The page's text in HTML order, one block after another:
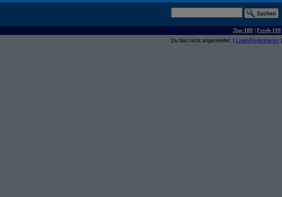
Top-100 | Fresh-100
Du bist nicht angemeldet. [ Login/Registrieren ]